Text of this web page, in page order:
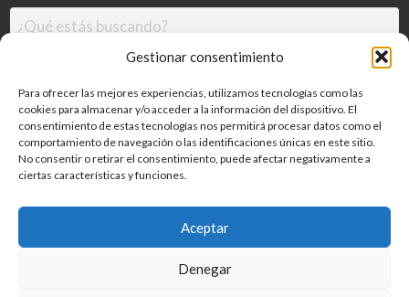
Gestionar consentimiento
Para ofrecer las mejores experiencias, utilizamos tecnologías como las
cookies para almacenar y/o acceder a la información del dispositivo. El
consentimiento de estas tecnologías nos permitirá procesar datos como el
comportamiento de navegación o las identificaciones únicas en este sitio.
No consentir o retirar el consentimiento, puede afectar negativamente a
ciertas características y funciones.
Aceptar
Denegar